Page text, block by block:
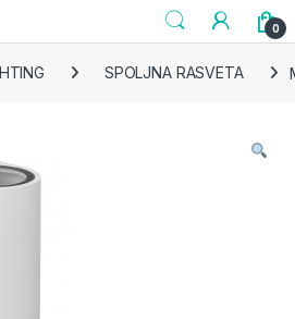
0
SPOLJNA RASVETA